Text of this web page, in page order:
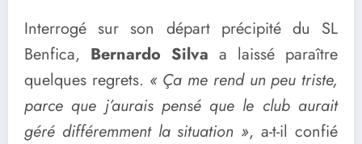
Interrogé sur son départ précipité du SL
Benfica, Bernardo Silva a laissé paraître
quelques regrets. « Ça me rend un peu triste,
parce que j’aurais pensé que le club aurait
géré différemment la situation », a-t-il confié